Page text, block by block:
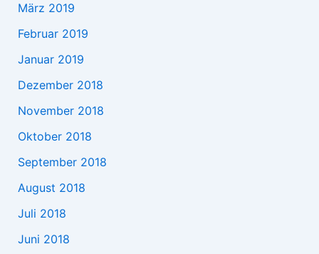
März 2019
Februar 2019
Januar 2019
Dezember 2018
November 2018
Oktober 2018
September 2018
August 2018
Juli 2018
Juni 2018